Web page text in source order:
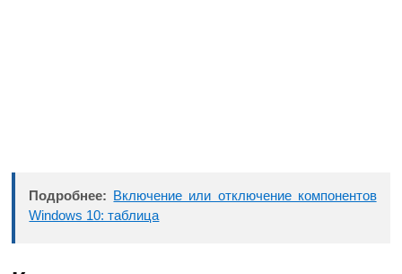
Подробнее: Включение или отключение компонентов
Windows 10: таблица